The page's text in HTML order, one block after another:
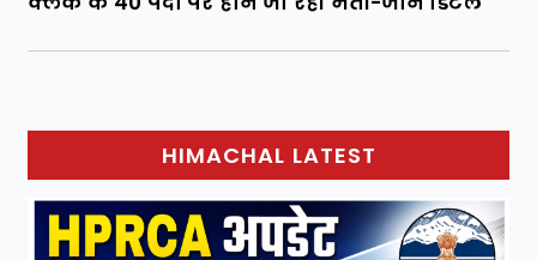
HIMACHAL LATEST